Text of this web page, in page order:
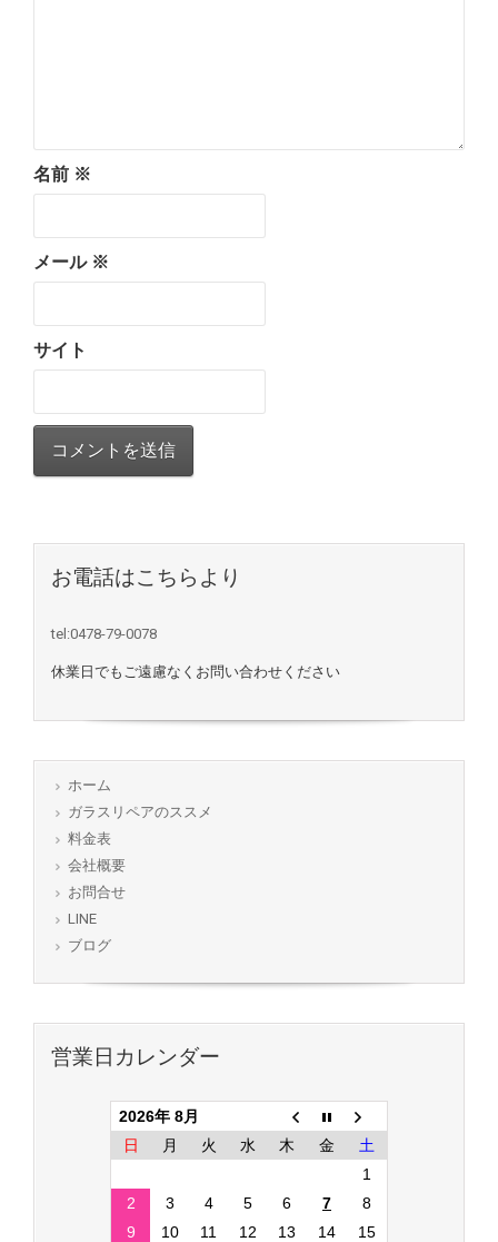
名前 ※
メール ※
サイト
お電話はこちらより
tel:0478-79-0078
休業日でもご遠慮なくお問い合わせください
ホーム
ガラスリペアのススメ
料金表
会社概要
お問合せ
LINE
ブログ
営業日カレンダー
2026年 8月
日
月 火 水 木 金
土
1
2
3 4 5 6 7
8
9
10 11 12 13 14
15